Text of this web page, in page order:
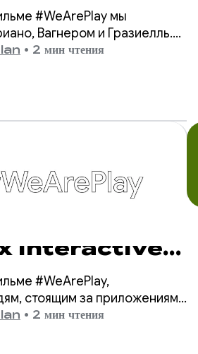
детям
#WeArePlay мы
Вагнером и Гразиелль.
приложение,
• 2 мин чтения
Как
Interactive
по всему
саамской
#WeArePlay,
стоящим за приложениями
мы знакомимся с
• 2 мин чтения